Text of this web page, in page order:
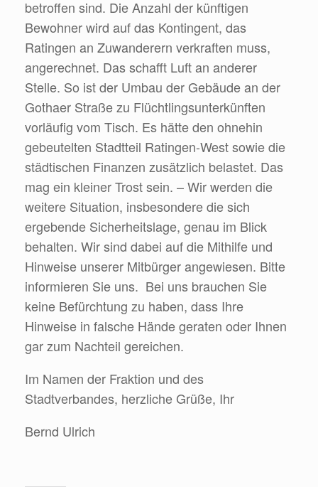
betroffen sind. Die Anzahl der künftigen
Bewohner wird auf das Kontingent, das
Ratingen an Zuwanderern verkraften muss,
angerechnet. Das schafft Luft an anderer
Stelle. So ist der Umbau der Gebäude an der
Gothaer Straße zu Flüchtlingsunterkünften
vorläufig vom Tisch. Es hätte den ohnehin
gebeutelten Stadtteil Ratingen-West sowie die
städtischen Finanzen zusätzlich belastet. Das
mag ein kleiner Trost sein. – Wir werden die
weitere Situation, insbesondere die sich
ergebende Sicherheitslage, genau im Blick
behalten. Wir sind dabei auf die Mithilfe und
Hinweise unserer Mitbürger angewiesen. Bitte
informieren Sie uns. Bei uns brauchen Sie
keine Befürchtung zu haben, dass Ihre
Hinweise in falsche Hände geraten oder Ihnen
gar zum Nachteil gereichen.
Im Namen der Fraktion und des
Stadtverbandes, herzliche Grüße, Ihr
Bernd Ulrich